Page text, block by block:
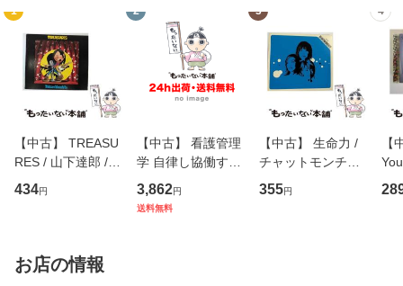
1
【中古】 TREASU
RES / 山下達郎 /
イーストウエス
ト・ジャパン [CD]
434円
2
【中古】 看護管理
学 自律し協働する
専門職の看護マネ
ジメントスキル 改
3,862円
送料無料
3
【中古】 生命力 /
チャットモンチー /
キューンレコード
[CD]【メール便送
355円
4
【
のが
お店の情報